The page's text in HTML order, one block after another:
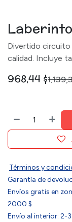
Divertido circuito
calidad. Incluye
968,44 $
Términos y
Garantía de
Envíos gratis en
2000 $
Envío al interior: 2-